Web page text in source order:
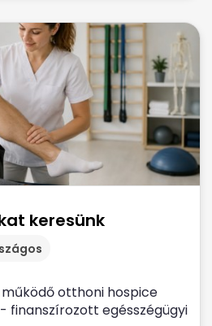
keresünk
otthoni hospice
finanszírozott egésszégügyi